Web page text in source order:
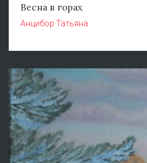
Весна в горах
Анцибор Татьяна